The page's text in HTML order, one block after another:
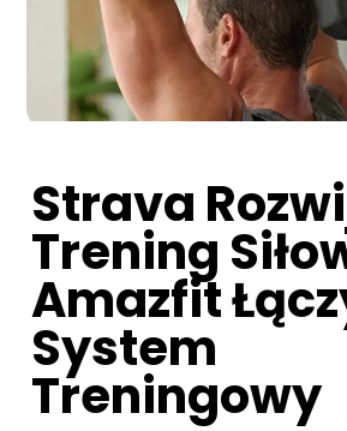
Strava
Trening
Amazfit
System
Treningowy